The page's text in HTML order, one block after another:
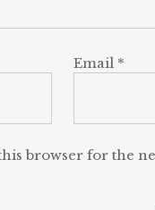
Email *
browser for the